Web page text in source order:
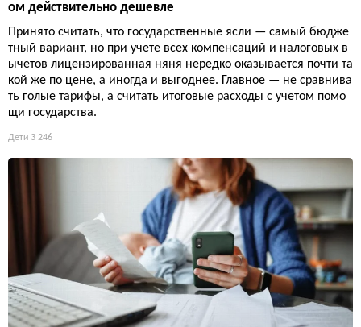
ом действительно дешевле
Принято считать, что государственные ясли — самый бюдже
тный вариант, но при учете всех компенсаций и налоговых в
ычетов лицензированная няня нередко оказывается почти та
кой же по цене, а иногда и выгоднее. Главное — не сравнива
ть голые тарифы, а считать итоговые расходы с учетом помо
щи государства.
Дети 3 246